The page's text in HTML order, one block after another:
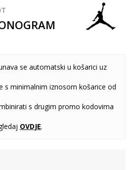
se automatski u košarici uz
s minimalnim iznosom košarice od
s drugim promo kodovima
OVDJE.